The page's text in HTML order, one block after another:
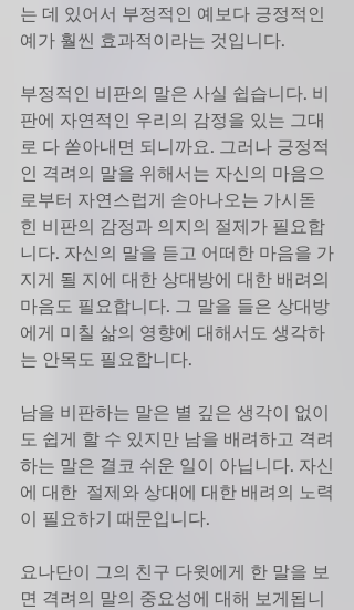
는 데 있어서 부정적인 예보다 긍정적인
예가 훨씬 효과적이라는 것입니다.
부정적인 비판의 말은 사실 쉽습니다. 비
판에 자연적인 우리의 감정을 있는 그대
로 다 쏟아내면 되니까요. 그러나 긍정적
인 격려의 말을 위해서는 자신의 마음으
로부터 자연스럽게 솓아나오는 가시돋
힌 비판의 감정과 의지의 절제가 필요합
니다. 자신의 말을 듣고 어떠한 마음을 가
지게 될 지에 대한 상대방에 대한 배려의
마음도 필요합니다. 그 말을 들은 상대방
에게 미칠 삶의 영향에 대해서도 생각하
는 안목도 필요합니다.
남을 비판하는 말은 별 깊은 생각이 없이
도 쉽게 할 수 있지만 남을 배려하고 격려
하는 말은 결코 쉬운 일이 아닙니다. 자신
에 대한  절제와 상대에 대한 배려의 노력
이 필요하기 때문입니다.
요나단이 그의 친구 다윗에게 한 말을 보
면 격려의 말의 중요성에 대해 보게됩니